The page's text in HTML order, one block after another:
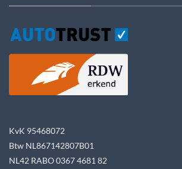
KvK 95468072
Btw NL867142807B01
NL42 RABO 0367 4681 82